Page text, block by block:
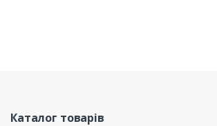
Каталог товарів